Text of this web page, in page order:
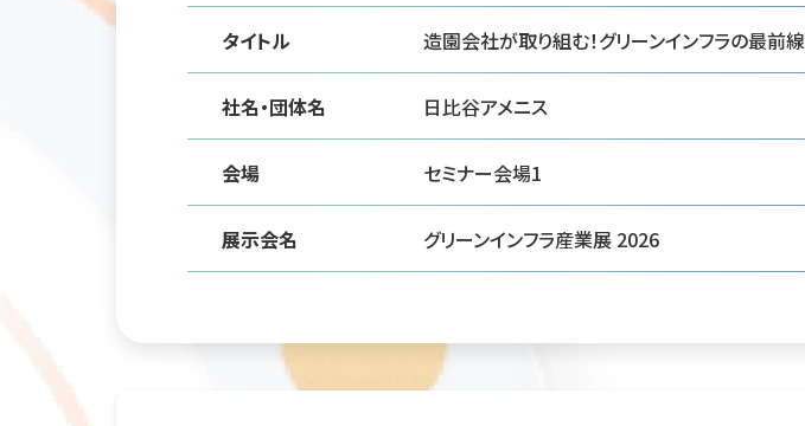
タイトル 造園会社が取り組む！グリーンインフラの最前線
社名・団体名 日比谷アメニス
会場 セミナー会場1
展示会名 グリーンインフラ産業展 2026